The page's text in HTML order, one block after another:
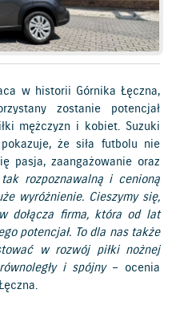
w historii Górnika Łęczna,
zostanie potencjał
mężczyzn i kobiet. Suzuki
że siła futbolu nie
pasja, zaangażowanie oraz
tak rozpoznawalną i cenioną
wyróżnienie. Cieszymy się,
dołącza firma, która od lat
potencjał. To dla nas także
w rozwój piłki nożnej
i spójny– ocenia